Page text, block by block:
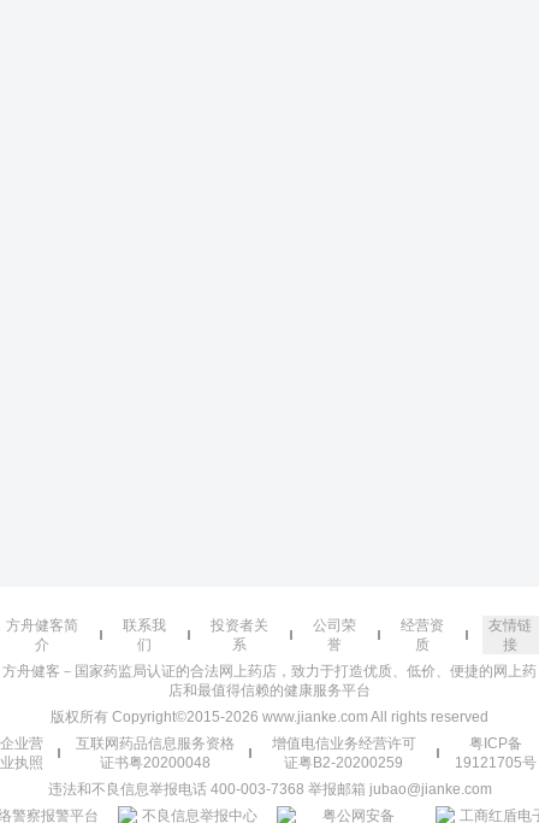
方舟健客简
介
联系我
们
投资者关
系
公司荣
誉
经营资
质
友情链
接
方舟健客－国家药监局认证的合法网上药店，致力于打造优质、低价、便捷的网上药
店和最值得信赖的健康服务平台
版权所有 Copyright©2015-2026 www.jianke.com All rights reserved
企业营
业执照
互联网药品信息服务资格
证书粤20200048
增值电信业务经营许可
证粤B2-20200259
粤ICP备
19121705号
违法和不良信息举报电话 400-003-7368 举报邮箱 jubao@jianke.com